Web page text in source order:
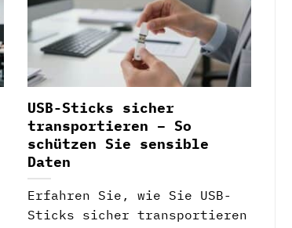
USB-Sticks sicher
transportieren – So
schützen Sie sensible
Daten
Erfahren Sie, wie Sie USB-
Sticks sicher transportieren